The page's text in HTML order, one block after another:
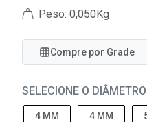
Peso: 0,050Kg
Compre por Grade
SELECIONE O
4 MM 4 MM